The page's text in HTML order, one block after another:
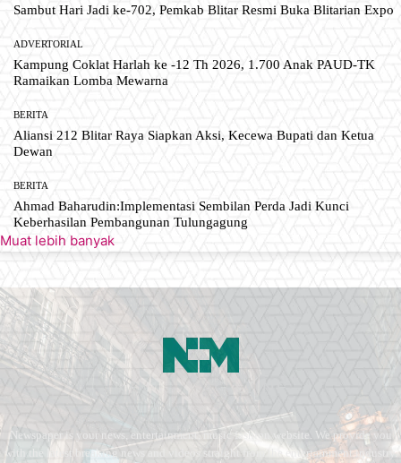
Sambut Hari Jadi ke-702, Pemkab Blitar Resmi Buka Blitarian Expo
ADVERTORIAL
Kampung Coklat Harlah ke -12 Th 2026, 1.700 Anak PAUD-TK
Ramaikan Lomba Mewarna
BERITA
Aliansi 212 Blitar Raya Siapkan Aksi, Kecewa Bupati dan Ketua
Dewan
BERITA
Ahmad Baharudin:Implementasi Sembilan Perda Jadi Kunci
Keberhasilan Pembangunan Tulungagung
Muat lebih banyak
Newspaper is your news, entertainment, music fashion website. We provide you
with the latest breaking news and videos straight from the entertainment industry.